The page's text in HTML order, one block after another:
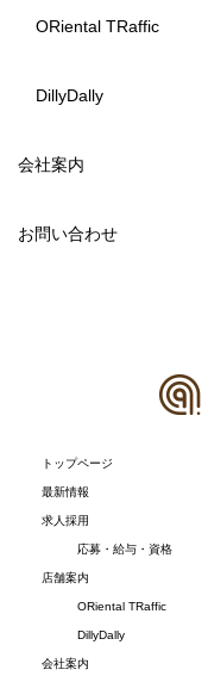
ORiental TRaffic
DillyDally
会社案内
お問い合わせ
トップページ
最新情報
求人採用
応募・給与・資格
店舗案内
ORiental TRaffic
DillyDally
会社案内